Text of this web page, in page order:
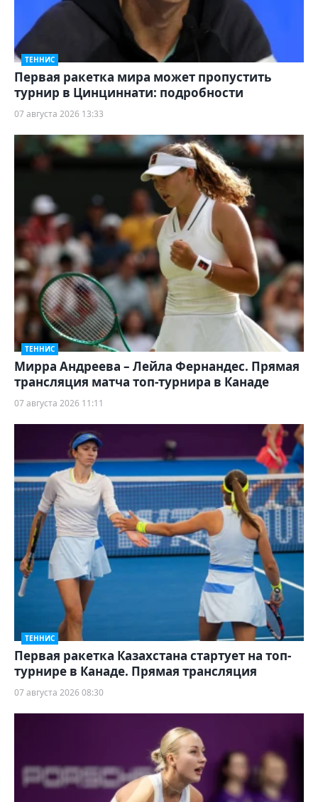
ТЕННИС
Первая ракетка мира может пропустить
турнир в Цинциннати: подробности
07 августа 2026 13:33
ТЕННИС
Мирра Андреева – Лейла Фернандес. Прямая
трансляция матча топ-турнира в Канаде
07 августа 2026 11:11
ТЕННИС
Первая ракетка Казахстана стартует на топ-
турнире в Канаде. Прямая трансляция
07 августа 2026 08:30